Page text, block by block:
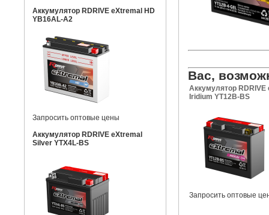
Аккумулятор RDRIVE eXtremal HD
YB16AL-A2
Запросить оптовые цены
Аккумулятор RDRIVE eXtremal
Silver YTX4L-BS
Вас,
Аккумулятор RDRIVE
Iridium YT12B-BS
Запросить оптовые